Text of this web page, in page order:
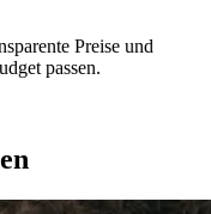
Preise und
passen.